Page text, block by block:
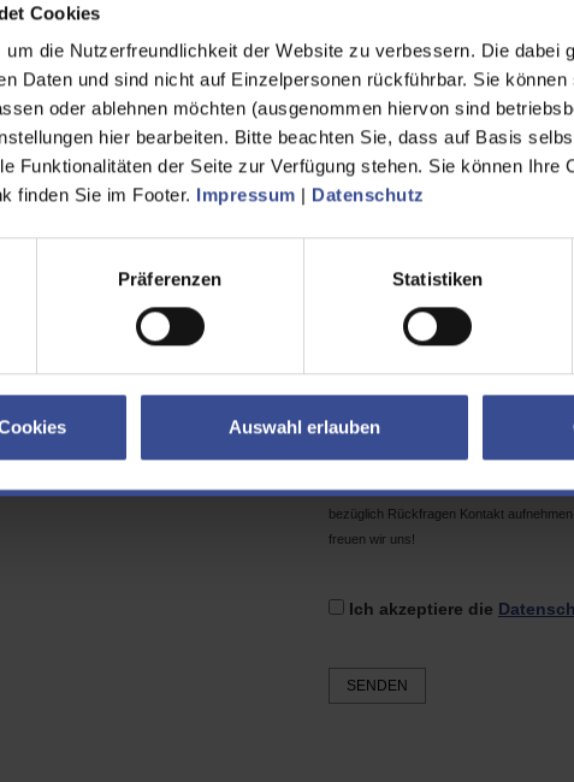
Cookies
die Nutzerfreundlichkeit der Website zu verbessern. Die dabei
Daten und sind nicht auf Einzelpersonen rückführbar. Sie
oder ablehnen möchten (ausgenommen hiervon sind
hier bearbeiten. Bitte beachten Sie, dass auf Basis
Funktionalitäten der Seite zur Verfügung stehen. Sie können Ihre
finden Sie im Footer. Impressum | Datenschutz
Präferenzen Statistiken
Auswahl erlauben
Informationen hätte ich
mir zusätzlich bzw. anders
gewünscht
Vorname
Nachname
Geben Sie bitte den Text in
Das Formular enthältkeine Pflichtfelder
senden, möglichst gering halten
bezüglich Rückfragen Kontakt
freuen wir uns!
Ich akzeptiere die
SENDEN